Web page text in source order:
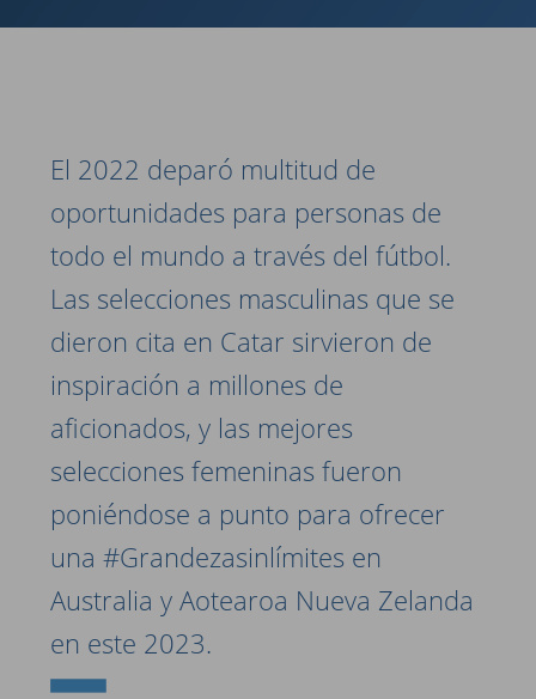
El 2022 deparó multitud de
oportunidades para personas de
todo el mundo a través del fútbol.
Las selecciones masculinas que se
dieron cita en Catar sirvieron de
inspiración a millones de
aficionados, y las mejores
selecciones femeninas fueron
poniéndose a punto para ofrecer
una #Grandezasinlímites en
Australia y Aotearoa Nueva Zelanda
en este 2023.